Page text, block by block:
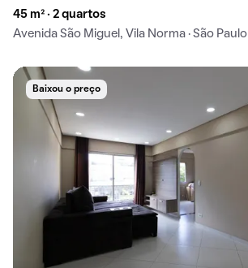
45 m² · 2 quartos
Avenida São Miguel, Vila Norma · São Paulo
Baixou o preço